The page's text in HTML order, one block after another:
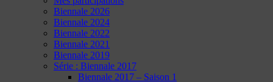
Biennale 2026
Biennale 2024
Biennale 2022
Biennale 2021
Biennale 2019
Série : Biennale 2017
Biennale 2017 – Saison 1